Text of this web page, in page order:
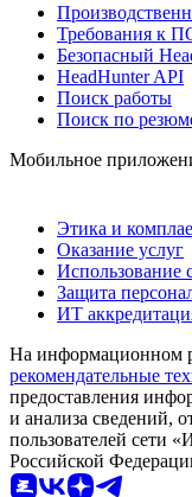
Требования к
Безопасный
HeadHunter API
Поиск работы
Поиск по
Мобильное
Этика и
Оказание услуг
Использование
Защита
ИТ
На информационном
рекомендательные
предоставления
и анализа сведений,
пользователей сети
Российской